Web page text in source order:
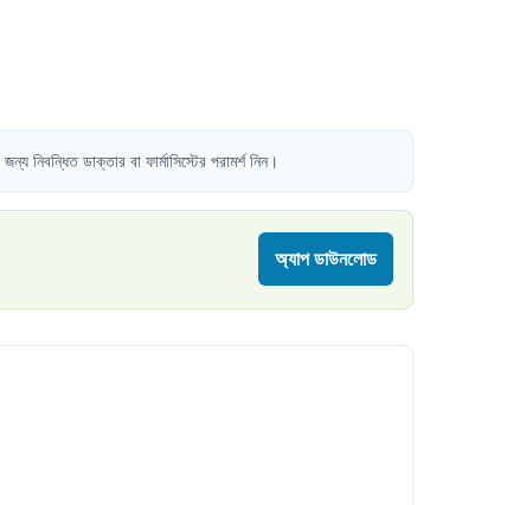
নিবন্ধিত ডাক্তার বা ফার্মাসিস্টের পরামর্শ নিন।
অ্যাপ ডাউনলোড